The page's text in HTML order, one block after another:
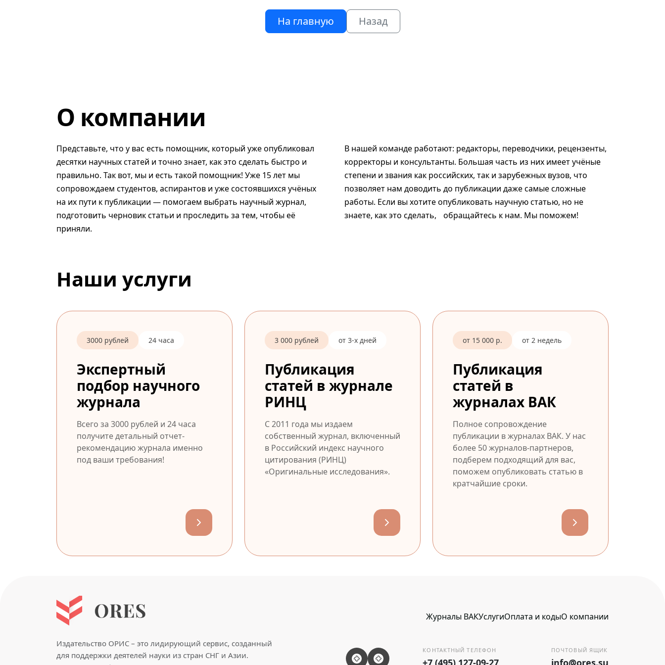
На главную Назад
О компании
Представьте, что у вас есть помощник, который уже опубликовал
десятки научных статей и точно знает, как это сделать быстро и
правильно. Так вот, мы и есть такой помощник! Уже 15 лет мы
сопровождаем студентов, аспирантов и уже состоявшихся учёных
на их пути к публикации — помогаем выбрать научный журнал,
подготовить черновик статьи и проследить за тем, чтобы её
приняли.
В нашей команде работают: редакторы, переводчики, рецензенты,
корректоры и консультанты. Большая часть из них имеет учёные
степени и звания как российских, так и зарубежных вузов, что
позволяет нам доводить до публикации даже самые сложные
работы. Если вы хотите опубликовать научную статью, но не
знаете, как это сделать, обращайтесь к нам. Мы поможем!
Наши услуги
3000 рублей 24 часа
Экспертный
подбор научного
журнала
Всего за 3000 рублей и 24 часа
получите детальный отчет-
рекомендацию журнала именно
под ваши требования!
3 000 рублей от 3-х дней
Публикация
статей в журнале
РИНЦ
С 2011 года мы издаем
собственный журнал, включенный
в Российский индекс научного
цитирования (РИНЦ)
«Оригинальные исследования».
от 15 000 р. от 2 недель
Публикация
статей в
журналах ВАК
Полное сопровождение
публикации в журналах ВАК. У нас
более 50 журналов-партнеров,
подберем подходящий для вас,
поможем опубликовать статью в
кратчайшие сроки.
Издательство ОРИС – это лидирующий сервис, созданный
для поддержки деятелей науки из стран СНГ и Азии.
Журналы ВАКУслугиОплата и кодыО компании
КОНТАКТНЫЙ ТЕЛЕФОН
+7 (495) 127-09-27
ПОЧТОВЫЙ ЯЩИК
info@ores.su